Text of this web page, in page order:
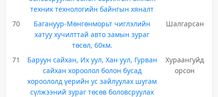
техник технологийн байнгын хяналт
70
Багануур-Мөнгөнморьт чиглэлийн
хатуу хучилттай авто замын зураг
төсөл, 60км.
Шалгарсан
71
Баруун сайхан, Их уул, Хан уул, Гурван
сайхан хороолол болон бусад
хороололд үерийн ус зайлуулах шугам
сүлжээний зураг төсөв боловсруулах
Хураангуйд
орсон